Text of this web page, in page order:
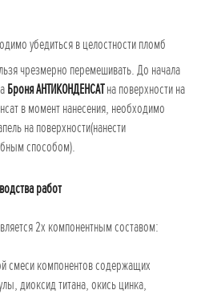
убедиться в целостности пломб
чрезмерно перемешивать. До начала
Броня АНТИКОНДЕНСАТна поверхности на
в момент нанесения, необходимо
на поверхности(нанести
способом).
работ
2х компонентным составом:
смеси компонентов содержащих
диоксид титана, окись цинка,